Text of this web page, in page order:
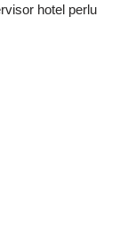
hotel perlu